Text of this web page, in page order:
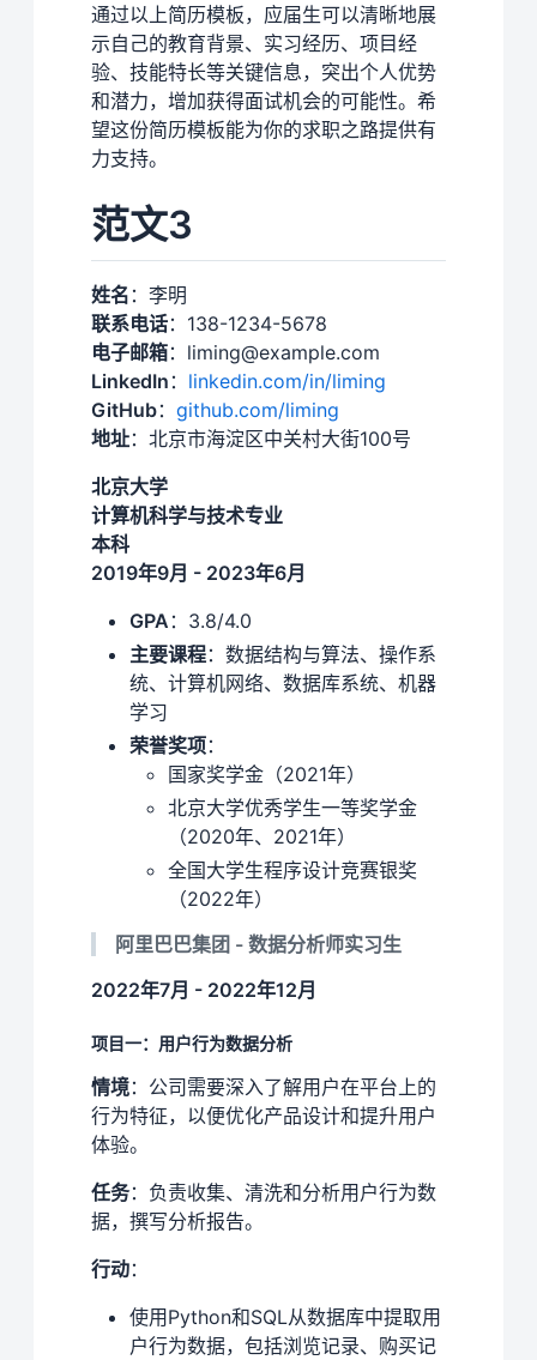
通过以上简历模板，应届生可以清晰地展
示自己的教育背景、实习经历、项目经
验、技能特长等关键信息，突出个人优势
和潜力，增加获得面试机会的可能性。希
望这份简历模板能为你的求职之路提供有
力支持。
范文3
姓名 ：李明
联系电话：138-1234-5678
电子邮箱：liming@example.com
LinkedIn ： linkedin.com/in/liming
GitHub： github.com/liming
地址：北京市海淀区中关村大街100号
北京大学
计算机科学与技术专业
本科
2019年9月 - 2023年6月
GPA ：3.8/4.0
主要课程：数据结构与算法、操作系
统、计算机网络、数据库系统、机器
学习
荣誉奖项：
国家奖学金（2021年）
北京大学优秀学生一等奖学金
（2020年、2021年）
全国大学生程序设计竞赛银奖
（2022年）
阿里巴巴集团 - 数据分析师实习生
2022年7月 - 2022年12月
项目一：用户行为数据分析
情境：公司需要深入了解用户在平台上的
行为特征，以便优化产品设计和提升用户
体验。
任务：负责收集、清洗和分析用户行为数
据，撰写分析报告。
行动：
使用Python和SQL从数据库中提取用
户行为数据，包括浏览记录、购买记